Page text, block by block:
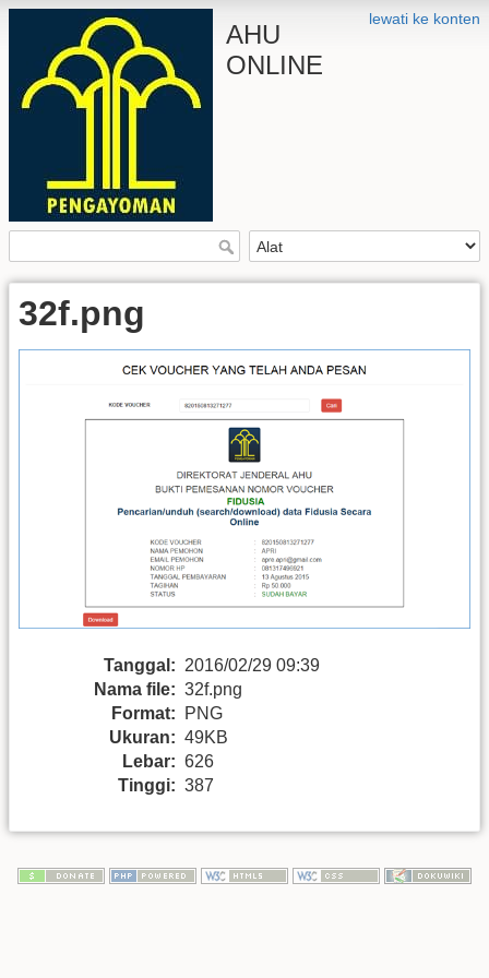
lewati ke konten
AHU
ONLINE
32f.png
Tanggal: 2016/02/29 09:39
Nama file: 32f.png
Format:
PNG
Ukuran: 49KB
Lebar: 626
Tinggi: 387